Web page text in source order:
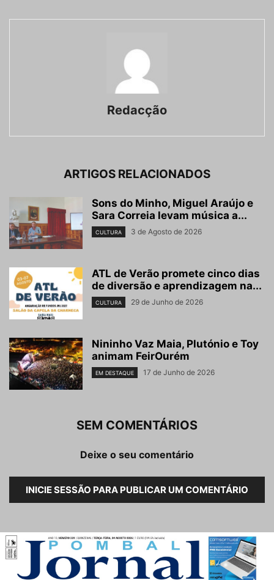
Redacção
ARTIGOS RELACIONADOS
Sons do Minho, Miguel Araújo e
Sara Correia levam música a...
CULTURA 3 de Agosto de 2026
ATL de Verão promete cinco dias
de diversão e aprendizagem na...
CULTURA 29 de Junho de 2026
Nininho Vaz Maia, Plutónio e Toy
animam FeirOurém
EM DESTAQUE 17 de Junho de 2026
SEM COMENTÁRIOS
Deixe o seu comentário
INICIE SESSÃO PARA PUBLICAR UM COMENTÁRIO